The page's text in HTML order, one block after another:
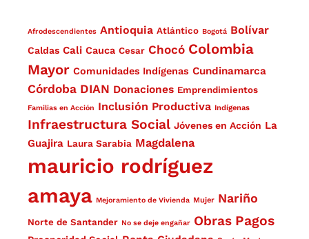
Afrodescendientes Antioquia Atlántico Bogotá Bolívar
Caldas Cali Cauca Cesar Chocó Colombia
Mayor Comunidades Indígenas Cundinamarca
Córdoba DIAN Donaciones Emprendimientos
Familias en Acción Inclusión Productiva Indígenas
Infraestructura Social Jóvenes en Acción La
Guajira Laura Sarabia Magdalena
mauricio rodríguez
amaya Mejoramiento de Vivienda Mujer Nariño
Norte de Santander No se deje engañar Obras Pagos